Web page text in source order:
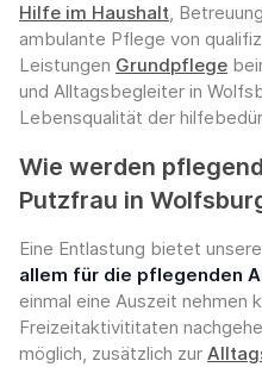
Hilfe im Haushalt,
ambulante Pflege von
Leistungen Grundpflege
und Alltagsbegleiter in
Lebensqualität der
Wie werden
Putzfrau in
Eine Entlastung bietet unsere
allem für die pflegenden
einmal eine Auszeit nehmen
Freizeitaktivititaten
möglich, zusätzlich zur